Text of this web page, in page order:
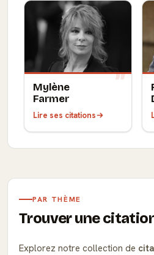
Mylène
Farmer
Lire ses citations
PAR THÈME
Trouver une
Explorez notre collection de